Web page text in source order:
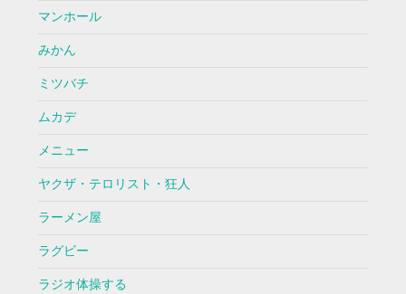
マンホール
みかん
ミツバチ
ムカデ
メニュー
ヤクザ・テロリスト・狂人
ラーメン屋
ラグビー
ラジオ体操する